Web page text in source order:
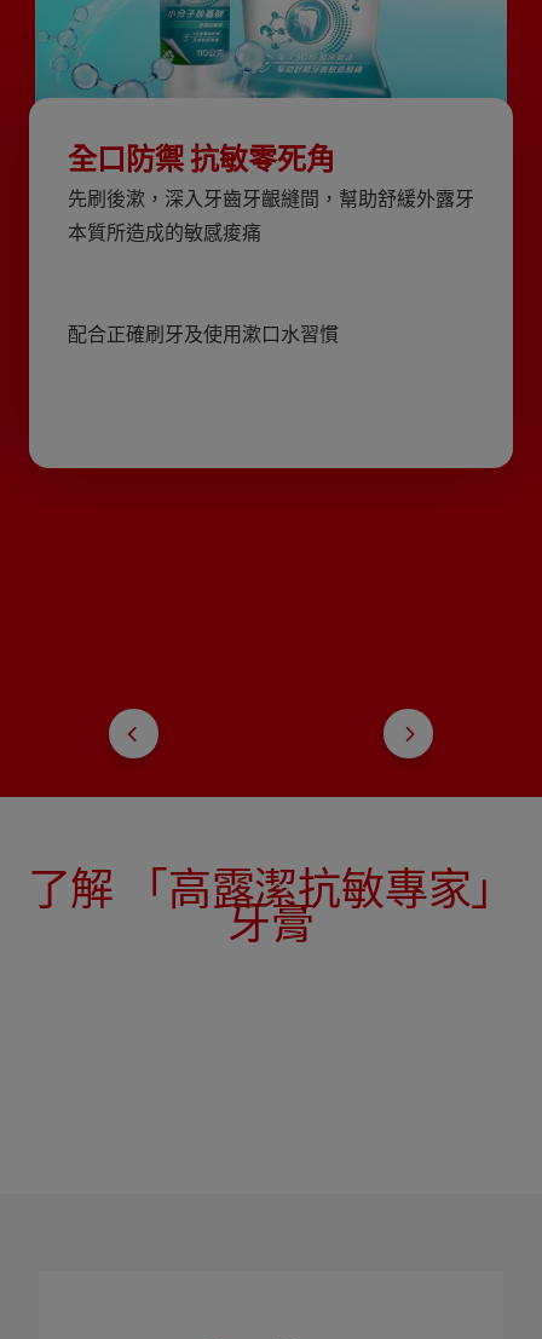
全口防禦 抗敏零死角
先刷後漱，深入牙齒牙齦縫間，幫助舒緩外露牙
本質所造成的敏感痠痛
配合正確刷牙及使用漱口水習慣
了解 「高露潔抗敏專家」
牙膏